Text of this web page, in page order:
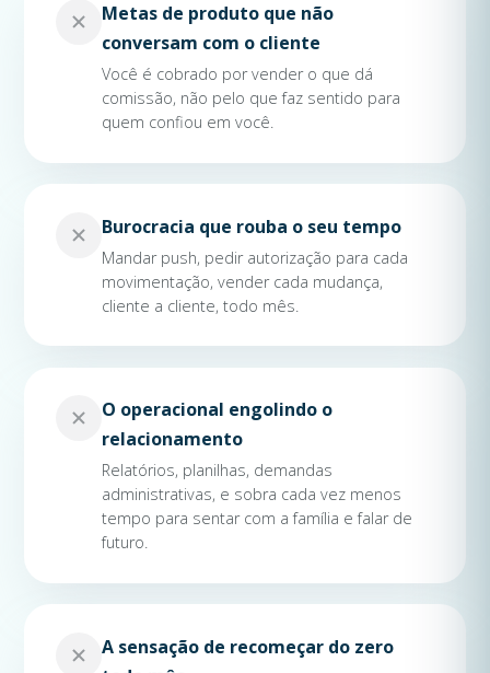
Metas de produto que não
conversam com o cliente
Você é cobrado por vender o que dá
comissão, não pelo que faz sentido para
quem confiou em você.
Burocracia que rouba o seu tempo
Mandar push, pedir autorização para cada
movimentação, vender cada mudança,
cliente a cliente, todo mês.
O operacional engolindo o
relacionamento
Relatórios, planilhas, demandas
administrativas, e sobra cada vez menos
tempo para sentar com a família e falar de
futuro.
A sensação de recomeçar do zero